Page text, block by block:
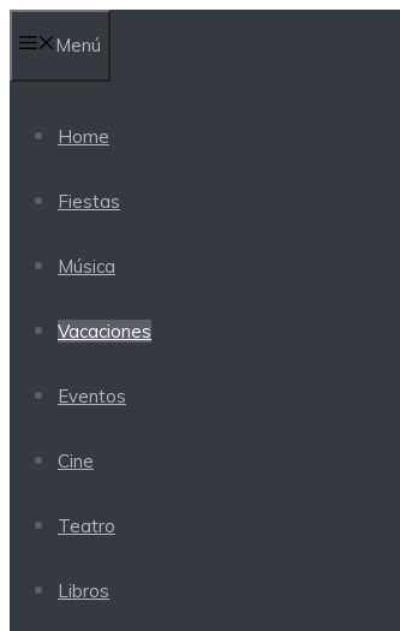
Menú
Home
Fiestas
Música
Vacaciones
Eventos
Cine
Teatro
Libros